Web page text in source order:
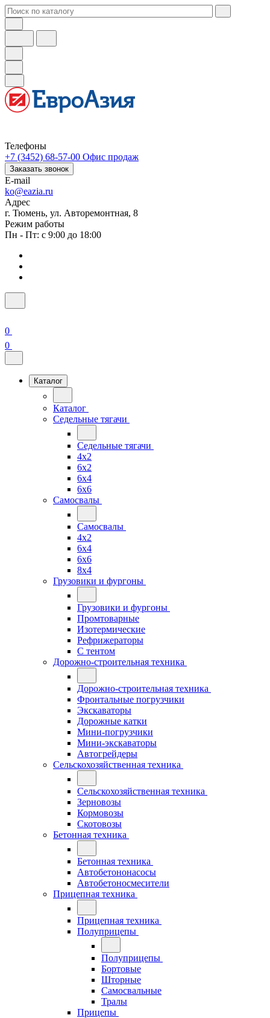
Телефоны
+7 (3452) 68-57-00 Офис продаж
Заказать звонок
E-mail
ko@eazia.ru
Адрес
г. Тюмень, ул. Авторемонтная, 8
Режим работы
Пн - Пт: с 9:00 до 18:00
0
0
Каталог
Каталог
Седельные тягачи
Седельные тягачи
4x2
6x2
6x4
6x6
Самосвалы
Самосвалы
4x2
6x4
6x6
8x4
Грузовики и фургоны
Грузовики и фургоны
Промтоварные
Изотермические
Рефрижераторы
С тентом
Дорожно-строительная техника
Дорожно-строительная техника
Фронтальные погрузчики
Экскаваторы
Дорожные катки
Мини-погрузчики
Мини-экскаваторы
Автогрейдеры
Сельскохозяйственная техника
Сельскохозяйственная техника
Зерновозы
Кормовозы
Скотовозы
Бетонная техника
Бетонная техника
Автобетононасосы
Автобетоносмесители
Прицепная техника
Прицепная техника
Полуприцепы
Полуприцепы
Бортовые
Шторные
Самосвальные
Тралы
Прицепы